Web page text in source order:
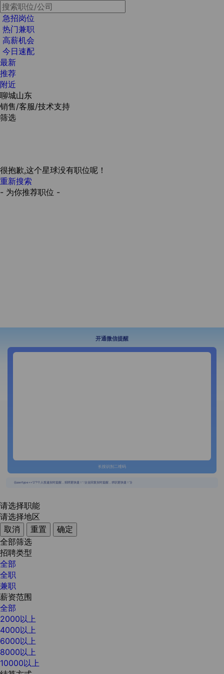
急招岗位
热门兼职
高薪机会
今日速配
最新
推荐
附近
聊城山东
销售/客服/技术支持
筛选
很抱歉,这个星球没有职位呢！
重新搜索
- 为你推荐职位 -
开通微信提醒
长按识别二维码
{{usertype=='2'?'个人投递实时提醒，招聘更快捷！':'企业回复实时提醒，求职更快捷！'}}
请选择职能
请选择地区
取消
重置
确定
全部筛选
招聘类型
全部
全职
兼职
薪资范围
全部
2000以上
4000以上
6000以上
8000以上
10000以上